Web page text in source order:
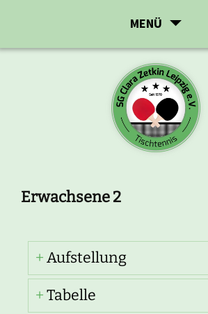
MENÜ
Erwachsene 2
Aufstellung
Tabelle